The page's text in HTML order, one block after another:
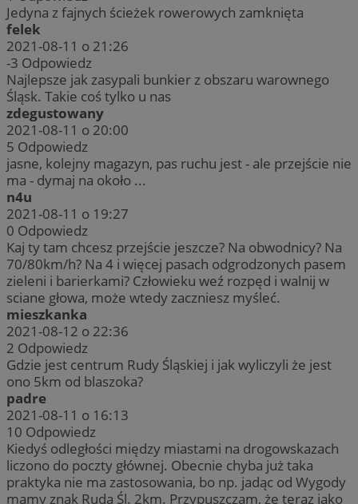
Jedyna z fajnych ścieżek rowerowych zamknięta
felek
2021-08-11 o 21:26
-3 Odpowiedz
Najlepsze jak zasypali bunkier z obszaru warownego
Śląsk. Takie coś tylko u nas
zdegustowany
2021-08-11 o 20:00
5 Odpowiedz
jasne, kolejny magazyn, pas ruchu jest - ale przejście nie
ma - dymaj na około ...
n4u
2021-08-11 o 19:27
0 Odpowiedz
Kaj ty tam chcesz przejście jeszcze? Na obwodnicy? Na
70/80km/h? Na 4 i więcej pasach odgrodzonych pasem
zieleni i barierkami? Człowieku weź rozpęd i walnij w
sciane głowa, może wtedy zaczniesz myśleć.
mieszkanka
2021-08-12 o 22:36
2 Odpowiedz
Gdzie jest centrum Rudy Śląskiej i jak wyliczyli że jest
ono 5km od blaszoka?
padre
2021-08-11 o 16:13
10 Odpowiedz
Kiedyś odległości między miastami na drogowskazach
liczono do poczty głównej. Obecnie chyba już taka
praktyka nie ma zastosowania, bo np. jadąc od Wygody
mamy znak Ruda Śl. 2km. Przypuszczam, że teraz jako